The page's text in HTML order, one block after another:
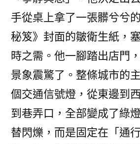
手從桌上拿了一張髒兮兮
秘笈》封面的皺衛生紙，
時之需。他一腳踏出店門
景象震驚了。整條城市的
個交通信號燈，從東邊到
到巷弄口，全部變成了綠
替閃爍，而是固定在「通